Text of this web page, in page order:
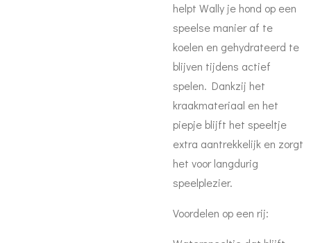
helpt Wally je hond op een
speelse manier af te
koelen en gehydrateerd te
blijven tijdens actief
spelen. Dankzij het
kraakmateriaal en het
piepje blijft het speeltje
extra aantrekkelijk en zorgt
het voor langdurig
speelplezier.
Voordelen op een rij: